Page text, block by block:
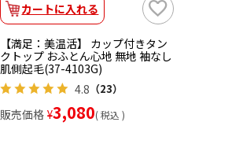
カートに入れる
【満足：美温活】 カップ付きタン
クトップ おふとん心地 無地 袖なし
肌側起毛(37-4103G)
4.8 （23）
販売価格 ¥3,080 税込